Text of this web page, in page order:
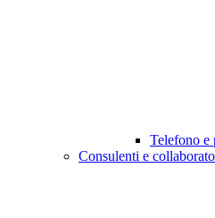
Telefono e
Consulenti e